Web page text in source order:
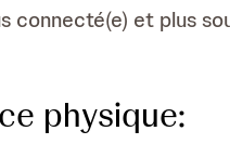
connecté(e) et plus
physique: